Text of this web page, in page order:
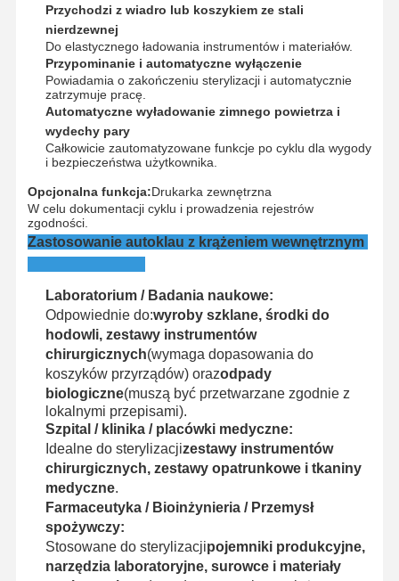
Przychodzi z wiadro lub koszykiem ze stali
nierdzewnej
Do elastycznego ładowania instrumentów i materiałów.
Przypominanie i automatyczne wyłączenie
Powiadamia o zakończeniu sterylizacji i automatycznie
zatrzymuje pracę.
Automatyczne wyładowanie zimnego powietrza i
wydechy pary
Całkowicie zautomatyzowane funkcje po cyklu dla wygody
i bezpieczeństwa użytkownika.
Opcjonalna funkcja:Drukarka zewnętrzna
W celu dokumentacji cyklu i prowadzenia rejestrów
zgodności.
Zastosowanie autoklau z krążeniem wewnętrznym
Laboratorium / Badania naukowe:
Odpowiednie do:wyroby szklane, środki do
hodowli, zestawy instrumentów
chirurgicznych(wymaga dopasowania do
koszyków przyrządów) orazodpady
biologiczne(muszą być przetwarzane zgodnie z
lokalnymi przepisami).
Szpital / klinika / placówki medyczne:
Idealne do sterylizacjizestawy instrumentów
chirurgicznych, zestawy opatrunkowe i tkaniny
medyczne.
Farmaceutyka / Bioinżynieria / Przemysł
spożywczy:
Stosowane do sterylizacjipojemniki produkcyjne,
narzędzia laboratoryjne, surowce i materiały